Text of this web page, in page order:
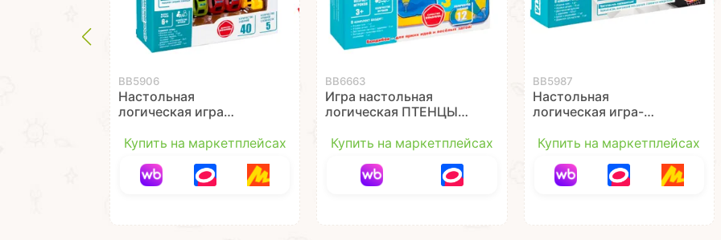
ВВ5906
Настольная
логическая игра
ШОФЁР", мини версия,
Bondibon
Купить на маркетплейсах
ВВ6663
Игра настольная
логическая ПТЕНЦЫ-
головоломка утятки
Bondibon
Купить на маркетплейсах
ВВ5987
Настольная
логическая игра-
БАТТЛ" для двоих
Bondibon
Купить на маркетплейсах